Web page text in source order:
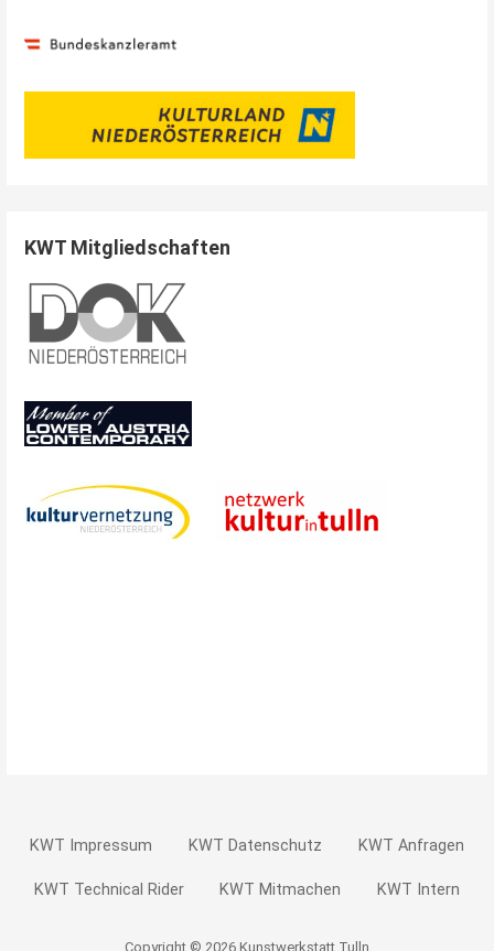
KWT Mitgliedschaften
KWT Impressum KWT Datenschutz KWT Anfragen
KWT Technical Rider KWT Mitmachen KWT Intern
Copyright © 2026 Kunstwerkstatt Tulln